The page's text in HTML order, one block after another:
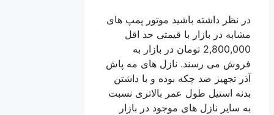
در نظر داشته باشید موتور پمپ های
مشابه در بازار با قیمتی حد اقل
2,800,000 تومان در بازار به
فروش می رسند. نازل های مه پاش
آذر تجهیز ضد چکه بوده و با داشتن
بدنه استیل طول عمر بالاتری نسبت
به سایر نازل های موجود در بازار